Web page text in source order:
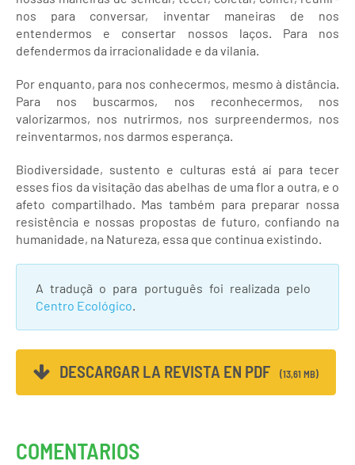
nos para conversar, inventar maneiras de nos
entendermos e consertar nossos laços. Para nos
defendermos da irracionalidade e da vilania.
Por enquanto, para nos conhecermos, mesmo à distância.
Para nos buscarmos, nos reconhecermos, nos
valorizarmos, nos nutrirmos, nos surpreendermos, nos
reinventarmos, nos darmos esperança.
Biodiversidade, sustento e culturas está aí para tecer
esses fios da visitação das abelhas de uma flor a outra, e o
afeto compartilhado. Mas também para preparar nossa
resistência e nossas propostas de futuro, confiando na
humanidade, na Natureza, essa que continua existindo.
A traduçã o para português foi realizada pelo
Centro Ecológico.
DESCARGAR LA REVISTA EN PDF (13,61 MB)
COMENTARIOS